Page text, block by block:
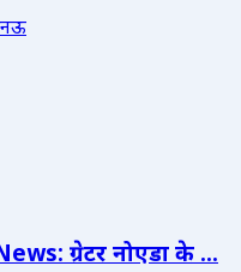
ग्रेटर नोएडा के ...